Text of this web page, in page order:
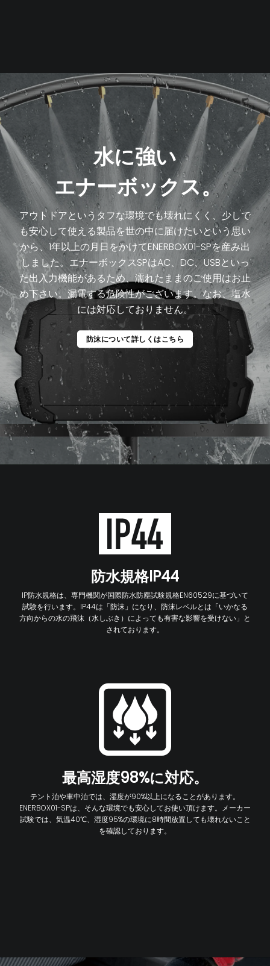
水に強い
エナーボックス。
アウトドアというタフな環境でも壊れにくく、少しで
も安心して使える製品を世の中に届けたいという思い
から、1年以上の月日をかけてENERBOX01-SPを産み出
しました。エナーボックスSPはAC、DC、USBといっ
た出入力機能があるため、濡れたままのご使用はお止
め下さい。漏電する危険性がございます。なお、塩水
には対応しておりません。
防沫について詳しくはこちら
防水規格IP44
IP防水規格は、専門機関が国際防水防塵試験規格EN60529に基づいて
試験を行います。IP44は「防沫」になり、防沫レベルとは「いかなる
方向からの水の飛沫（水しぶき）によっても有害な影響を受けない」と
されております。
最高湿度98%に対応。
テント泊や車中泊では、湿度が90%以上になることがあります。
ENERBOX01-SPは、そんな環境でも安心してお使い頂けます。メーカー
試験では、気温40℃、湿度95%の環境に8時間放置しても壊れないこと
を確認しております。